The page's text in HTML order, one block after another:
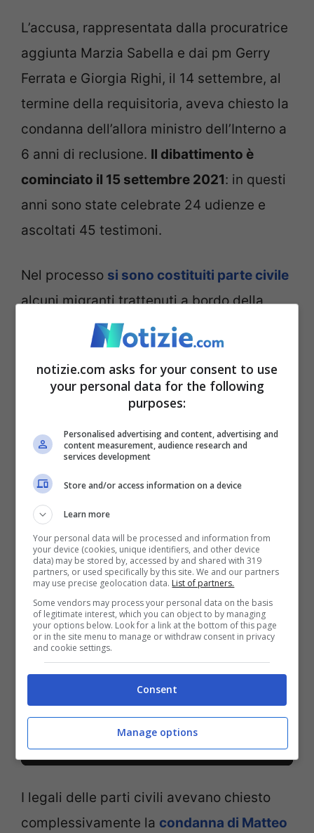
L’accusa, rappresentata dalla procuratrice
aggiunta Marzia Sabella e dai pm Gerry
Ferrata e Giorgia Righi, il 14 settembre, al
termine della requisitoria, aveva chiesto la
condanna dell’allora ministro dell’Interno a
6 anni di reclusione. Il dibattimento è
cominciato il 15 settembre 2021: in questi
anni sono state celebrate 24 udienze e
ascoltati 45 testimoni.
Nel processo si sono costituiti parte civile
alcuni migranti trattenuti a bordo della
nave, Legambiente, Arci, l’associazione
AccoglieRete, Giuristi Democratici, il Ciss,
Mediterranea Saving Humans,
Cittadinanza Attiva, Oscar Camps
(direttore della ong Open Arms), il
comandante della nave a cui fu impedito
l’attracco, Reig Creus, e il capo missione
Anna Isabel Montes, il Comune di
Barcellona, l’associazione Emergency e
Asgi (Associazione studi giuridici
immigrazione).
I legali delle parti civili avevano chiesto
complessivamente la condanna di Matteo
notizie.com asks for your consent to use
your personal data for the following
purposes:
Personalised advertising and content, advertising and
content measurement, audience research and
services development
Store and/or access information on a device
Learn more
Your personal data will be processed and information from
your device (cookies, unique identifiers, and other device
data) may be stored by, accessed by and shared with 319
partners, or used specifically by this site. We and our partners
may use precise geolocation data. List of partners.
Some vendors may process your personal data on the basis
of legitimate interest, which you can object to by managing
your options below. Look for a link at the bottom of this page
or in the site menu to manage or withdraw consent in privacy
and cookie settings.
Consent
Manage options